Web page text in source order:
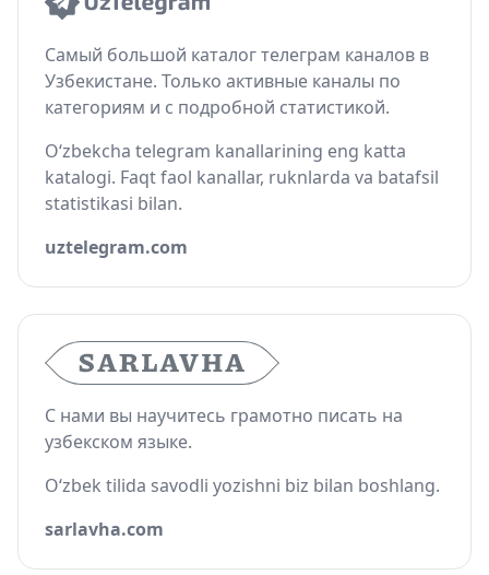
Самый большой каталог телеграм каналов в
Узбекистане. Только активные каналы по
категориям и с подробной статистикой.
O‘zbekcha telegram kanallarining eng katta
katalogi. Faqt faol kanallar, ruknlarda va batafsil
statistikasi bilan.
uztelegram.com
С нами вы научитесь грамотно писать на
узбекском языке.
O‘zbek tilida savodli yozishni biz bilan boshlang.
sarlavha.com